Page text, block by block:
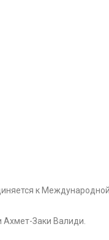
к
Ахмет-Заки Валиди.